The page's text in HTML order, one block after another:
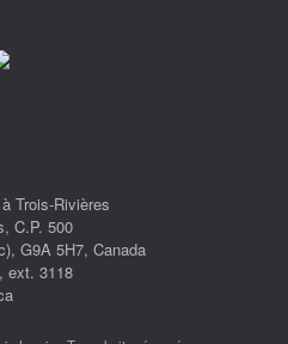
Trois-Rivières
C.P. 500
G9A 5H7, Canada
ext. 3118